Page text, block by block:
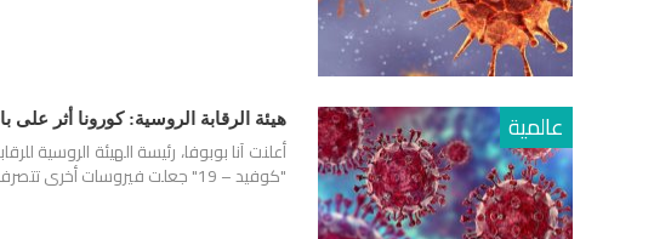
عالمية هيئة الرقابة الروسية: كورونا أثر
أعلنت آنا بوبوفا، رئيسة الهيئة
"كوفيد – 19" جعلت فيروسات أخرى تتصرف بشكل غير طبيعي.